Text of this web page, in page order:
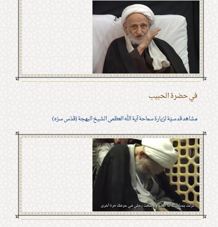
في حضرة الحبيب
مشاهد قدسيّة لزيارة سماحة آية الله العظمى الشيخ البهجة (قدّس سرّه)